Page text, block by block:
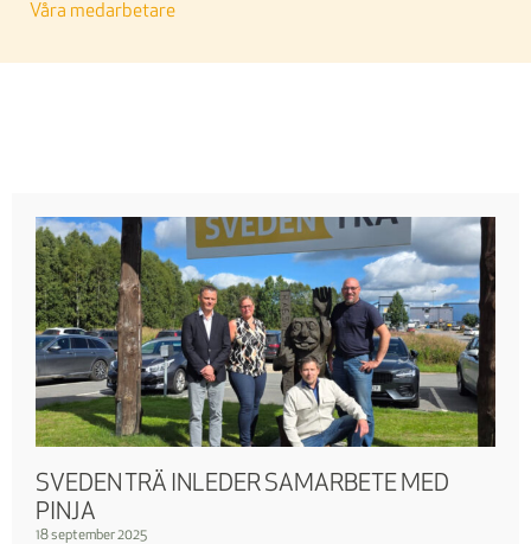
Våra medarbetare
SVEDEN TRÄ INLEDER SAMARBETE MED
PINJA
18 september 2025